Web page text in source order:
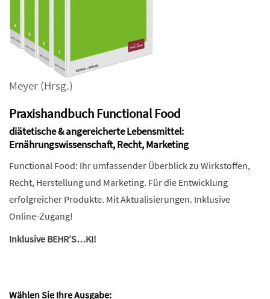
Meyer (Hrsg.)
Praxishandbuch Functional Food
diätetische & angereicherte Lebensmittel:
Ernährungswissenschaft, Recht, Marketing
Functional Food: Ihr umfassender Überblick zu Wirkstoffen,
Recht, Herstellung und Marketing. Für die Entwicklung
erfolgreicher Produkte. Mit Aktualisierungen. Inklusive
Online-Zugang!
Inklusive BEHR’S…KI!
Wählen Sie Ihre Ausgabe: